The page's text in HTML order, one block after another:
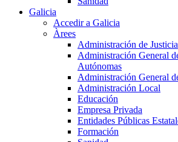
Galicia
Accedir a Galicia
Àrees
Administración de Justicia
Administración General
Autónomas
Administración General
Administración Local
Educación
Empresa Privada
Entidades Públicas
Formación